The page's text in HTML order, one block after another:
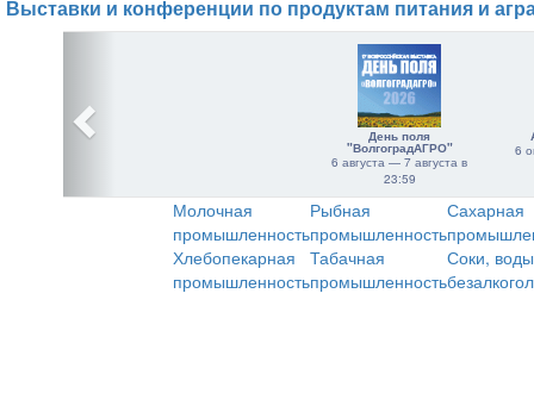
Выставки и конференции по продуктам питания и
День поля
"ВолгоградАГРО"
6 августа — 7 августа в
23:59
6
Молочная
промышленность
Рыбная
промышленность
Сахарная
Хлебопекарная
промышленность
Табачная
промышленность
Соки,